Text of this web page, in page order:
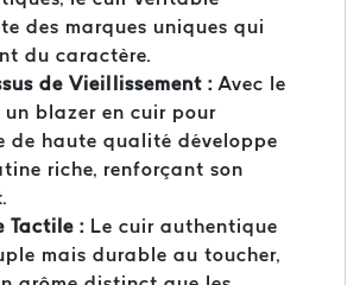
des marques uniques qui
du caractère.
de Vieillissement : Avec le
un blazer en cuir pour
de haute qualité développe
riche, renforçant son
Tactile : Le cuir authentique
mais durable au toucher,